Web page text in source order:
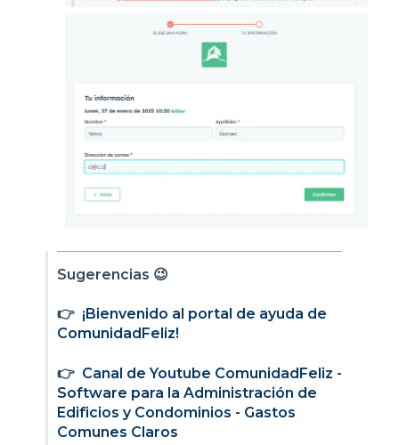
Sugerencias 😉
👉 ¡Bienvenido al portal de ayuda de
ComunidadFeliz!
👉 Canal de Youtube ComunidadFeliz -
Software para la Administración de
Edificios y Condominios - Gastos
Comunes Claros